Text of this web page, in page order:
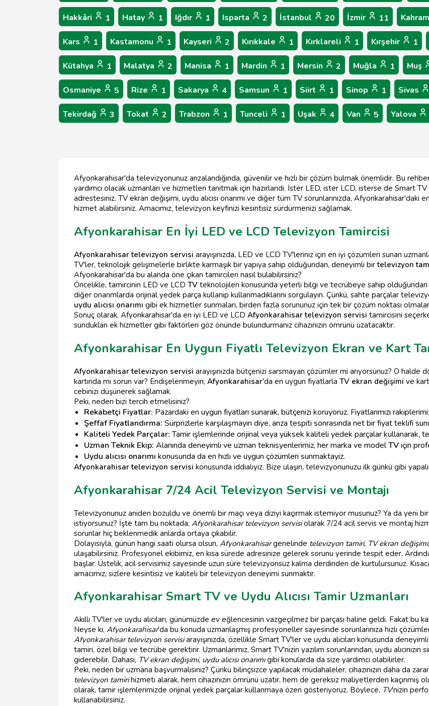
Hakkâri 1 Hatay 1 Iğdır 1 Isparta 2 İstanbul 20 İzmir 11
Kars 1 Kastamonu 1 Kayseri 2 Kırıkkale 1 Kırklareli 1 Kırşehir 1
Kütahya 1 Malatya 2 Manisa 1 Mardin 1 Mersin 2 Muğla 1 Muş
Osmaniye 5 Rize 1 Sakarya 4 Samsun 1 Siirt 1 Sinop 1 Sivas
Tekirdağ 3 Tokat 2 Trabzon 1 Tunceli 1 Uşak 4 Van 5 Yalova
Afyonkarahisar'da televizyonunuz arızalandığında, güvenilir ve hızlı bir çözüm bulmak önemlidir. Bu
yardımcı olacak uzmanları ve hizmetleri tanıtmak için hazırlandı. İster LED, ister LCD, isterse de Smart
adrestesiniz. TV ekran değişimi, uydu alıcısı onarımı ve diğer tüm TV sorunlarınızda,
hizmet alabilirsiniz. Amacımız, televizyon keyfinizi kesintisiz sürdürmenizi sağlamak.
Afyonkarahisar En İyi LED ve LCD Televizyon Tamircisi
Afyonkarahisar televizyon servisi arayışınızda, LED ve LCD TV'leriniz için en iyi çözümleri sunan
TV'ler, teknolojik gelişmelerle birlikte karmaşık bir yapıya sahip olduğundan, deneyimli birtelevizyon
Afyonkarahisar'da bu alanda öne çıkan tamircileri nasıl bulabilirsiniz?
Öncelikle, tamircinin LED ve LCD TV teknolojileri konusunda yeterli bilgi ve tecrübeye sahip olduğundan
diğer onarımlarda orijinal yedek parça kullanıp kullanmadıklarını sorgulayın. Çünkü, sahte parçalar
uydu alıcısı onarımı gibi ek hizmetler sunmaları, birden fazla sorununuz için tek bir çözüm noktası
Sonuç olarak, Afyonkarahisar'da en iyi LED ve LCD Afyonkarahisar televizyon servisi tamircisini
sundukları ek hizmetler gibi faktörleri göz önünde bulundurmanız cihazınızın ömrünü uzatacaktır.
Afyonkarahisar En Uygun Fiyatlı Televizyon Ekran ve Kart
Afyonkarahisar televizyon servisi arayışınızda bütçenizi sarsmayan çözümler mi arıyorsunuz? O halde
kartında mı sorun var? Endişelenmeyin, Afyonkarahisar'da en uygun fiyatlarla TV ekran değişimi ve
cebinizi düşünerek sağlamak.
Peki, neden bizi tercih etmelisiniz?
Rekabetçi Fiyatlar: Pazardaki en uygun fiyatları sunarak, bütçenizi koruyoruz. Fiyatlarımızı
Şeffaf Fiyatlandırma: Sürprizlerle karşılaşmayın diye, arıza tespiti sonrasında net bir fiyat teklifi
Kaliteli Yedek Parçalar:Tamir işlemlerinde orijinal veya yüksek kaliteli yedek parçalar kullanarak,
Uzman Teknik Ekip: Alanında deneyimli ve uzman teknisyenlerimiz, her marka ve modelTViçin
Uydu alıcısı onarımı konusunda da en hızlı ve uygun çözümleri sunmaktayız.
Afyonkarahisar televizyon servisi konusunda iddialıyız. Bize ulaşın, televizyonunuzu ilk günkü gibi
Afyonkarahisar 7/24 Acil Televizyon Servisi ve Montajı
Televizyonunuz aniden bozuldu ve önemli bir maçı veya diziyi kaçırmak istemiyor musunuz? Ya da yeni bir
istiyorsunuz? İşte tam bu noktada, Afyonkarahisar televizyon servisiolarak 7/24 acil servis ve montaj
sorunlar hiç beklenmedik anlarda ortaya çıkabilir.
Dolayısıyla, günün hangi saati olursa olsun, Afyonkarahisargenelinde televizyon tamiri, TV ekran değişimi,
ulaşabilirsiniz. Profesyonel ekibimiz, en kısa sürede adresinize gelerek sorunu yerinde tespit eder.
başlar. Üstelik, acil servisimiz sayesinde uzun süre televizyonsuz kalma derdinden de kurtulursunuz.
amacımız, sizlere kesintisiz ve kaliteli bir televizyon deneyimi sunmaktır.
Afyonkarahisar Smart TV ve Uydu Alıcısı Tamir Uzmanları
Akıllı TV'ler ve uydu alıcıları, günümüzde ev eğlencesinin vazgeçilmez bir parçası haline geldi. Fakat bu
Neyse ki, Afyonkarahisar'da bu konuda uzmanlaşmış profesyoneller sayesinde sorunlarınıza hızlı
Afyonkarahisar televizyon servisiarayışınızda, özellikle Smart TV'ler ve uydu alıcıları konusunda
tamiri, özel bilgi ve tecrübe gerektirir. Uzmanlarımız, Smart TV'nizin yazılım sorunlarından, uydu
giderebilir. Dahası, TV ekran değişimi, uydu alıcısı onarımıgibi konularda da size yardımcı olabilirler.
Peki, neden bir uzmana başvurmalısınız? Çünkü bilinçsizce yapılacak müdahaleler, cihazınızın daha da
televizyon tamirihizmeti alarak, hem cihazınızın ömrünü uzatır, hem de gereksiz maliyetlerden kaçınmış
olarak, tamir işlemlerimizde orijinal yedek parçalar kullanmaya özen gösteriyoruz. Böylece, TV'nizin
kullanabilirsiniz.